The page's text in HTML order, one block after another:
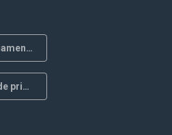
Regulações de pagamento
Termos e política de privacidade